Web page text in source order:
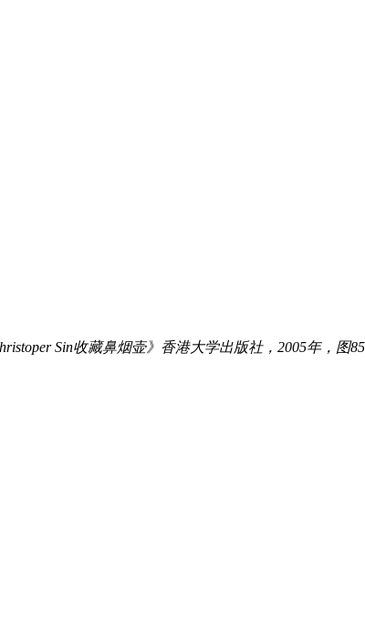
Sin收藏鼻烟壶》香港大学出版社，2005年，图